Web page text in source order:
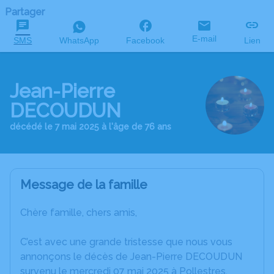
Partager
SMS WhatsApp Facebook E-mail Lien
Jean-Pierre
DECOUDUN
décédé le 7 mai 2025 à l'âge de 76 ans
Message de la famille
Chère famille, chers amis,
C’est avec une grande tristesse que nous vous
annonçons le décès de Jean-Pierre DECOUDUN
survenu le mercredi 07 mai 2025 à Pollestres.